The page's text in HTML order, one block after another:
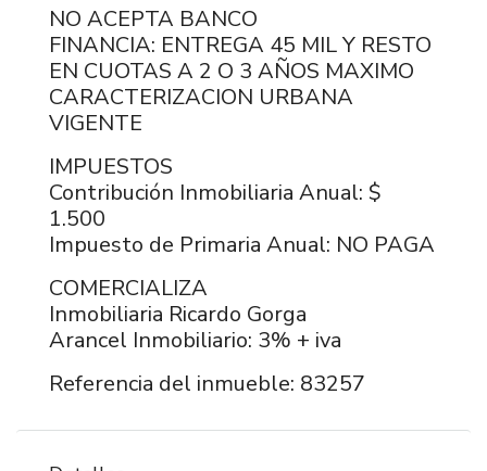
NO ACEPTA BANCO
FINANCIA: ENTREGA 45 MIL Y RESTO
EN CUOTAS A 2 O 3 AÑOS MAXIMO
CARACTERIZACION URBANA
VIGENTE
IMPUESTOS
Contribución Inmobiliaria Anual: $
1.500
Impuesto de Primaria Anual: NO PAGA
COMERCIALIZA
Inmobiliaria Ricardo Gorga
Arancel Inmobiliario: 3% + iva
Referencia del inmueble: 83257